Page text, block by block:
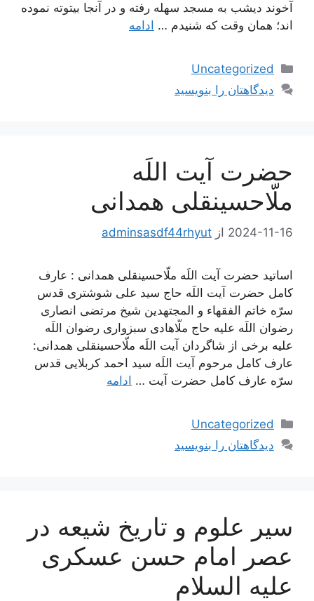
آخوند ديشب به مسجد سهله رفته و در آنجا بيتوته نموده‏
اند؛ همان وقت كه شنيدم … ادامه
دسته‌ها
Uncategorized
دیدگاهتان را بنویسید
حضرت آیت اللَه
ملّاحسینقلی همدانی
2024-11-16 از adminsasdf44rhyut
اساتید حضرت آیت اللَه ملّاحسینقلی همدانی : عارف
کامل حضرت آیت اللَه حاج سید علی شوشتری قدس
سرّه خاتم الفقهاء و المجتهدین شیخ مرتضی انصاری
رضوان اللَه علیه حاج ملّاهادی سبزواری رضوان اللَه
علیه برخی از شاگردان آیت اللَه ملّاحسینقلی همدانی:
عارف کامل مرحوم آیت اللَه سيد احمد كربلايى قدس
سرّه عارف کامل حضرت آیت … ادامه
دسته‌ها
Uncategorized
دیدگاهتان را بنویسید
سیر علوم و تاریخ شیعه در
عصر امام حسن عسكرى
علیه السلام